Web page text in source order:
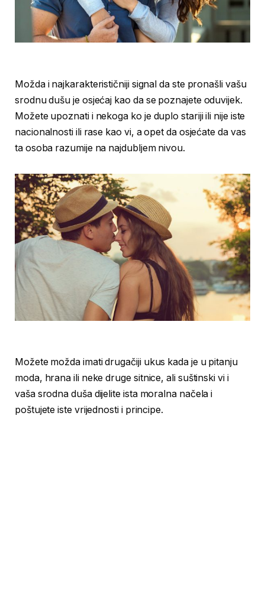
Možda i najkarakterističniji signal da ste pronašli vašu
srodnu dušu je osjećaj kao da se poznajete oduvijek.
Možete upoznati i nekoga ko je duplo stariji ili nije iste
nacionalnosti ili rase kao vi, a opet da osjećate da vas
ta osoba razumije na najdubljem nivou.
Možete možda imati drugačiji ukus kada je u pitanju
moda, hrana ili neke druge sitnice, ali suštinski vi i
vaša srodna duša dijelite ista moralna načela i
poštujete iste vrijednosti i principe.